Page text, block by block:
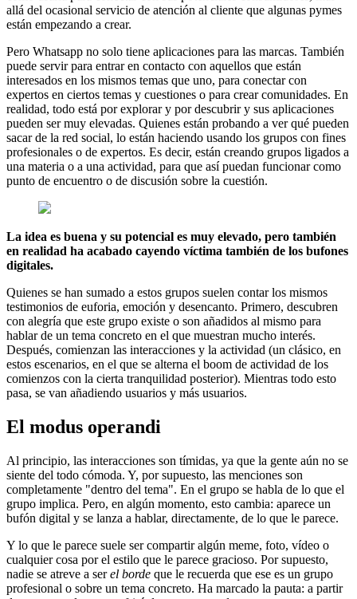
allá del ocasional servicio de atención al cliente que algunas pymes
están empezando a crear.
Pero Whatsapp no solo tiene aplicaciones para las marcas. También
puede servir para entrar en contacto con aquellos que están
interesados en los mismos temas que uno, para conectar con
expertos en ciertos temas y cuestiones o para crear comunidades. En
realidad, todo está por explorar y por descubrir y sus aplicaciones
pueden ser muy elevadas. Quienes están probando a ver qué pueden
sacar de la red social, lo están haciendo usando los grupos con fines
profesionales o de expertos. Es decir, están creando grupos ligados a
una materia o a una actividad, para que así puedan funcionar como
punto de encuentro o de discusión sobre la cuestión.
La idea es buena y su potencial es muy elevado, pero también
en realidad ha acabado cayendo víctima también de los bufones
digitales.
Quienes se han sumado a estos grupos suelen contar los mismos
testimonios de euforia, emoción y desencanto. Primero, descubren
con alegría que este grupo existe o son añadidos al mismo para
hablar de un tema concreto en el que muestran mucho interés.
Después, comienzan las interacciones y la actividad (un clásico, en
estos escenarios, en el que se alterna el boom de actividad de los
comienzos con la cierta tranquilidad posterior). Mientras todo esto
pasa, se van añadiendo usuarios y más usuarios.
El modus operandi
Al principio, las interacciones son tímidas, ya que la gente aún no se
siente del todo cómoda. Y, por supuesto, las menciones son
completamente "dentro del tema". En el grupo se habla de lo que el
grupo implica. Pero, en algún momento, esto cambia: aparece un
bufón digital y se lanza a hablar, directamente, de lo que le parece.
Y lo que le parece suele ser compartir algún meme, foto, vídeo o
cualquier cosa por el estilo que le parece gracioso. Por supuesto,
nadie se atreve a serel borde que le recuerda que ese es un grupo
profesional o sobre un tema concreto. Ha marcado la pauta: a partir